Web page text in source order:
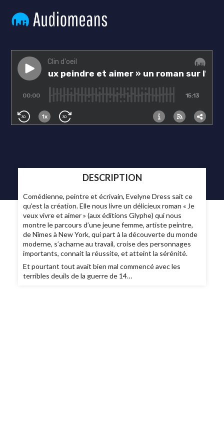
DESCRIPTION
Comédienne, peintre et écrivain, Evelyne Dress sait ce
qu’est la création. Elle nous livre un délicieux roman « Je
veux vivre et aimer » (aux éditions Glyphe) qui nous
montre le parcours d’une jeune femme, artiste peintre,
de Nîmes à New York, qui part à la découverte du monde
moderne, s’acharne au travail, croise des personnages
importants, connait la réussite, et atteint la sérénité.
Et pourtant tout avait bien mal commencé avec les
terribles deuils de la guerre de 14…